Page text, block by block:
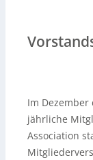
Im Dezember
jährliche
Association